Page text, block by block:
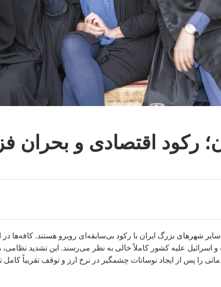
رکود اقتصادی و بحران
شهرهای بزرگ ایران با رکود بی‌سابقه‌ای روبرو هستند. کافه‌ها در
و اسرائیل علیه کشور کاملاً خالی به نظر می‌رسند. این تشدید
را پس از ایجاد نوسانات چشمگیر در نرخ ارز و توقف تقریباً کامل